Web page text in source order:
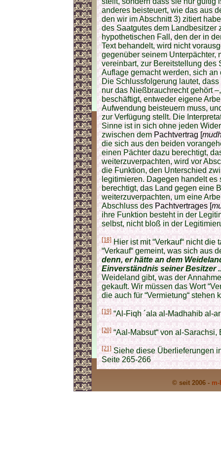
anderes beisteuert, wie das aus
den wir im Abschnitt 3) zitiert
des Saatgutes dem Landbesitzer
hypothetischen Fall, den der in
Text behandelt, wird nicht
gegenüber seinem Unterpächter,
vereinbart, zur Bereitstellung des
Auflage gemacht werden, sich
Die Schlussfolgerung lautet,
nur das Nießbrauchrecht gehört
beschäftigt, entweder eigene
Aufwendung beisteuern muss,
zur Verfügung stellt. Die
Sinne ist in sich ohne jeden
zwischen demPachtvertrag [
die sich aus den beiden
einen Pächter dazu berechtigt,
weiterzuverpachten, wird vor
die Funktion, den Unterschied
legitimieren. Dagegen handelt es
berechtigt, das Land gegen eine
weiterzuverpachten, um eine
Abschluss desPachtvertrages [
ihre Funktion besteht in der
selbst, nicht bloß in der
[18]Hier ist mit “Verkauf“ nicht
“Verkauf“ gemeint, was sich aus
denn, er hätte an dem
Einverständnis seiner Besitzer
Weideland gibt, was der
gekauft. Wir müssen das Wort
die auch für “Vermietung“ stehen
[19]“Al-Fiqh ´ala al-Madhahib al-
[20]“Aal-Mabsut“ von al-Sarachsi,
[21]Siehe diese Überlieferungen
Seite 265-266
© seit 2006 -